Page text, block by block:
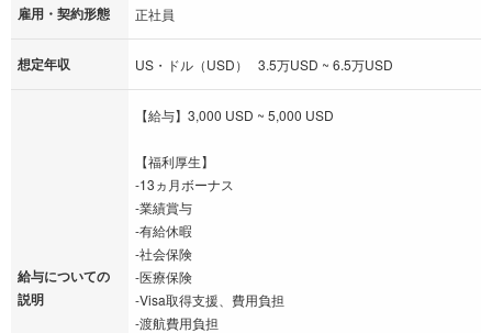
雇用・契約形態 正社員
想定年収 US・ドル（USD） 3.5万USD ~ 6.5万USD
給与についての
説明
【給与】3,000 USD ~ 5,000 USD
【福利厚生】
-13ヵ月ボーナス
-業績賞与
-有給休暇
-社会保険
-医療保険
-Visa取得支援、費用負担
-渡航費用負担